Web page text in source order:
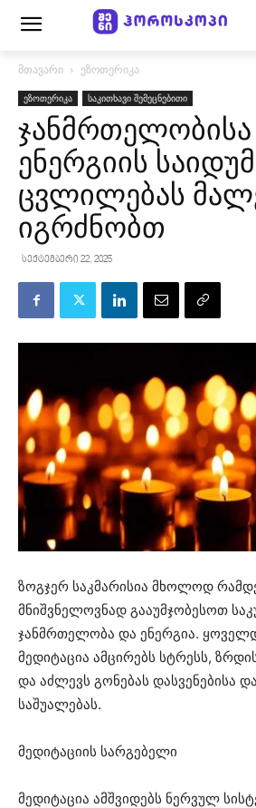
მთავარი ეზოთერიკა
ეზოთერიკა საკითხავი შემეცნებითი
ენერგიის
ცვლილებას
იგრძნობთ
სექტემბერი 22, 2025
ზოგჯერ საკმარისია მხოლოდ
მნიშვნელოვნად გააუმჯობესოთ
ჯანმრთელობა და ენერგია.
მედიტაცია ამცირებს სტრესს,
და აძლევს გონებას დასვენებისა
საშუალებას.
მედიტაციის სარგებელი
მედიტაცია ამშვიდებს ნერვულ